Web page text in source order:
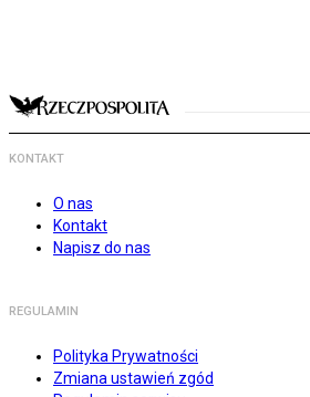
KONTAKT
O nas
Kontakt
Napisz do nas
REGULAMIN
Polityka Prywatności
Zmiana ustawień zgód